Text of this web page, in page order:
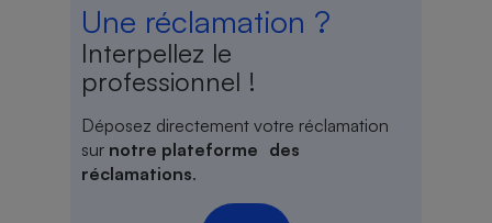
Une réclamation ?
Interpellez le
professionnel !
Déposez directement votre réclamation
sur notre plateforme des
réclamations.